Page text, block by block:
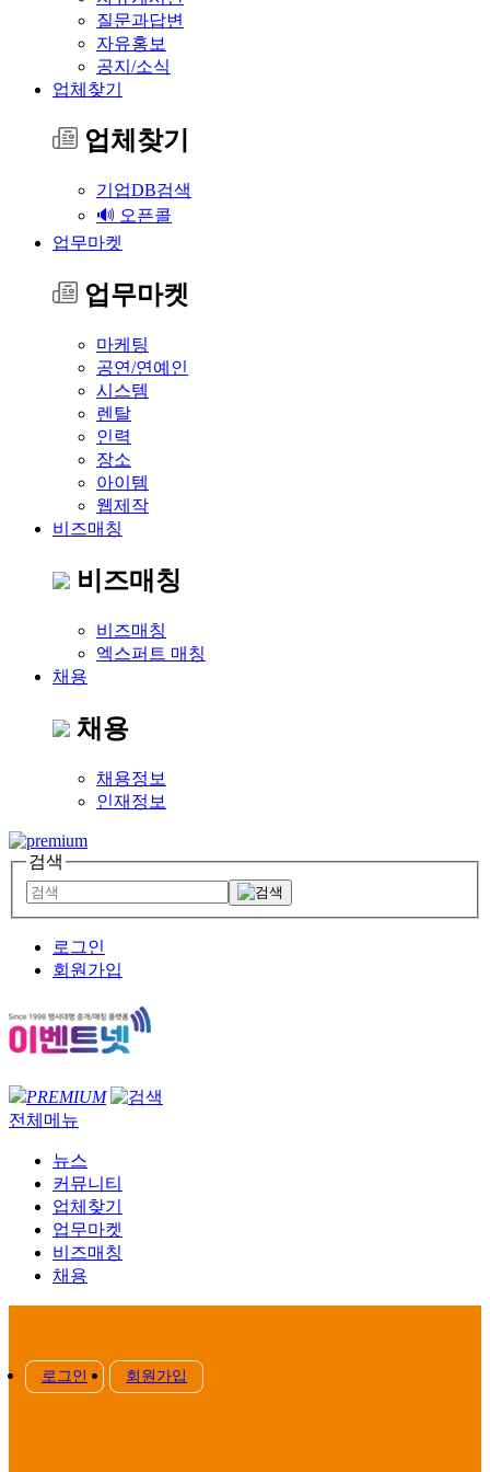
질문과답변
자유홍보
공지/소식
업체찾기
업체찾기
기업DB검색
🔊 오픈콜
업무마켓
업무마켓
마케팅
공연/연예인
시스템
렌탈
인력
장소
아이템
웹제작
비즈매칭
비즈매칭
비즈매칭
엑스퍼트 매칭
채용
채용
채용정보
인재정보
검색
로그인
회원가입
PREMIUM
전체메뉴
뉴스
커뮤니티
업체찾기
업무마켓
비즈매칭
채용
로그인 회원가입